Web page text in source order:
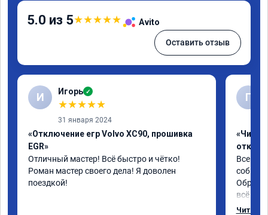
5.0 из 5★★★★★ Avito
Оставить отзыв
И Игорь ✓
★★★★★
31 января 2024
«Отключение егр Volvo XC90, прошивка
EGR»
Отличный мастер! Всё быстро и чётко!
Роман мастер своего дела! Я доволен
поездкой!
Г
«Чип
Всем
всё в
Читать